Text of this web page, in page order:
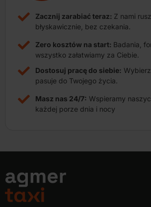
Zacznij zarabiać teraz: Z nami
błyskawicznie, bez czekania.
Zero kosztów na start: Badania,
wszystko załatwiamy za Ciebie.
Dostosuj pracę do siebie:
pasuje do Twojego życia.
Masz nas 24/7: Wspieramy
każdej porze dnia i nocy